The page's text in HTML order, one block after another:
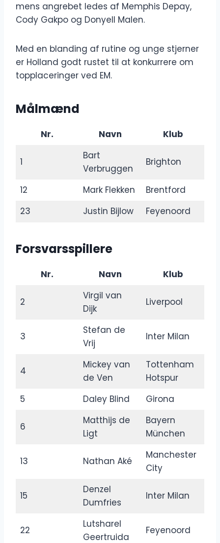
mens angrebet ledes af Memphis Depay,
Cody Gakpo og Donyell Malen.
Med en blanding af rutine og unge stjerner
er Holland godt rustet til at konkurrere om
topplaceringer ved EM.
Målmænd
Nr. Navn Klub
1
Bart
Verbruggen
Brighton
12 Mark Flekken
Brentford
23
Justin Bijlow Feyenoord
Forsvarsspillere
Nr. Navn Klub
2
Virgil van
Dijk
Liverpool
3
Stefan de
Vrij
Inter Milan
4
Mickey van
de Ven
Tottenham
Hotspur
5
Daley Blind Girona
6
Matthijs de
Ligt
Bayern
München
13 Nathan Aké
Manchester
City
15
Denzel
Dumfries
Inter Milan
22
Lutsharel
Geertruida
Feyenoord